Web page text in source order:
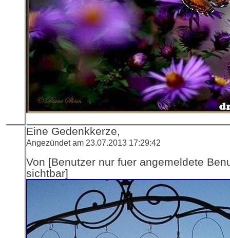
Eine Gedenkkerze,
Angezündet am 23.07.2013 17:29:42
Von [Benutzer nur fuer angemeldete
sichtbar]